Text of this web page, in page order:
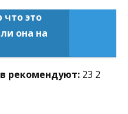
что это
она на
рекомендуют: 23 2